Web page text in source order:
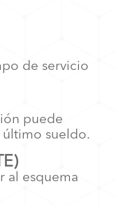
de servicio
puede
último sueldo.
al esquema